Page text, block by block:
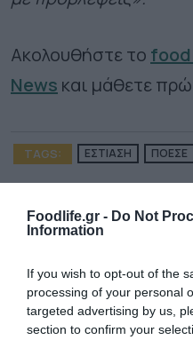
Foodlife.gr - Do Not
Information
If you wish to opt-out of the
processing of your personal
targeted advertising by us,
section to confirm your
Ακολουθήστε το
News και μάθετε
TAGS: ΕΣΤΙΑΣΗ ΠΟΕΣΕ